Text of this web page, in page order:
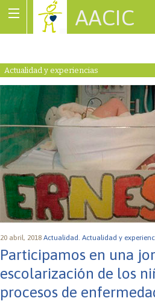
AACIC
Actualidad y experiencias
20 abril, 2018 Actualidad. Actualidad y
Participamos en una
escolarización de los
procesos de